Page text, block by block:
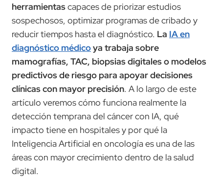
herramientascapaces de priorizar estudios
sospechosos, optimizar programas de cribado y
reducir tiempos hasta el diagnóstico. La IA en
diagnóstico médicoya trabaja sobre
mamografías, TAC, biopsias digitales o modelos
predictivos de riesgo para apoyar decisiones
clínicas con mayor precisión. A lo largo de este
artículo veremos cómo funciona realmente la
detección temprana del cáncer con IA, qué
impacto tiene en hospitales y por qué la
Inteligencia Artificial en oncología es una de las
áreas con mayor crecimiento dentro de la salud
digital.